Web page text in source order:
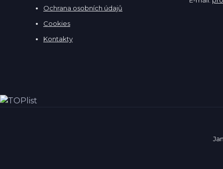
Ochrana osobních údajů
Cookies
Kontakty